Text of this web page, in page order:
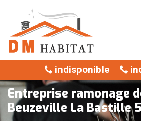
indisponible
Entreprise ramonage
Beuzeville La Bastille